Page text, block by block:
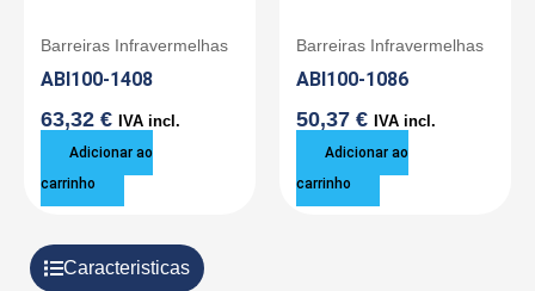
Barreiras Infravermelhas
ABI100-1408
63,32 € IVA incl.
Adicionar ao
carrinho
Barreiras Infravermelhas
ABI100-1086
50,37 € IVA incl.
Adicionar ao
carrinho
Caracteristicas